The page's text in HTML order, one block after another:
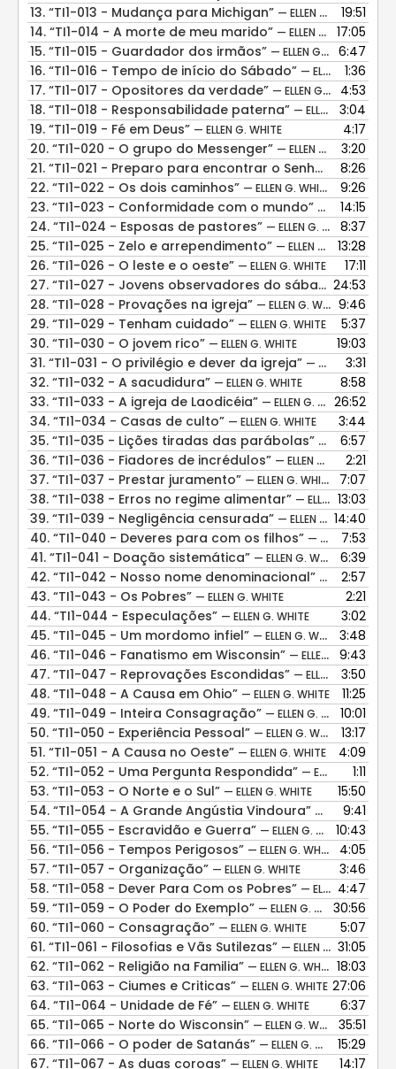
13. “TI1-013 - Mudança para Michigan” — ELLEN G. WHITE
19:51
14. “TI1-014 - A morte de meu marido” — ELLEN G. WHITE
17:05
15. “TI1-015 - Guardador dos irmãos” — ELLEN G. WHITE
6:47
16. “TI1-016 - Tempo de início do Sábado” — ELLEN G. WHITE
1:36
17. “TI1-017 - Opositores da verdade” — ELLEN G. WHITE
4:53
18. “TI1-018 - Responsabilidade paterna” — ELLEN G. WHITE
3:04
19. “TI1-019 - Fé em Deus” — ELLEN G. WHITE
4:17
20. “TI1-020 - O grupo do Messenger” — ELLEN G. WHITE
3:20
21. “TI1-021 - Preparo para encontrar o Senhor” — ELLEN G.
8:26
22. “TI1-022 - Os dois caminhos” — ELLEN G. WHITE
9:26
23. “TI1-023 - Conformidade com o mundo” — ELLEN G.
14:15
24. “TI1-024 - Esposas de pastores” — ELLEN G. WHITE
8:37
25. “TI1-025 - Zelo e arrependimento” — ELLEN G. WHITE
13:28
26. “TI1-026 - O leste e o oeste” — ELLEN G. WHITE
17:11
27. “TI1-027 - Jovens observadores do sábado” — ELLEN
24:53
28. “TI1-028 - Provações na igreja” — ELLEN G. WHITE
9:46
29. “TI1-029 - Tenham cuidado” — ELLEN G. WHITE
5:37
30. “TI1-030 - O jovem rico” — ELLEN G. WHITE
19:03
31. “TI1-031 - O privilégio e dever da igreja” — ELLEN G. WHITE
3:31
32. “TI1-032 - A sacudidura” — ELLEN G. WHITE
8:58
33. “TI1-033 - A igreja de Laodicéia” — ELLEN G. WHITE
26:52
34. “TI1-034 - Casas de culto” — ELLEN G. WHITE
3:44
35. “TI1-035 - Lições tiradas das parábolas” — ELLEN G.
6:57
36. “TI1-036 - Fiadores de incrédulos” — ELLEN G. WHITE
2:21
37. “TI1-037 - Prestar juramento” — ELLEN G. WHITE
7:07
38. “TI1-038 - Erros no regime alimentar” — ELLEN G. WHITE
13:03
39. “TI1-039 - Negligência censurada” — ELLEN G. WHITE
14:40
40. “TI1-040 - Deveres para com os filhos” — ELLEN G. WHITE
7:53
41. “TI1-041 - Doação sistemática” — ELLEN G. WHITE
6:39
42. “TI1-042 - Nosso nome denominacional” — ELLEN G.
2:57
43. “TI1-043 - Os Pobres” — ELLEN G. WHITE
2:21
44. “TI1-044 - Especulações” — ELLEN G. WHITE
3:02
45. “TI1-045 - Um mordomo infiel” — ELLEN G. WHITE
3:48
46. “TI1-046 - Fanatismo em Wisconsin” — ELLEN G. WHITE
9:43
47. “TI1-047 - Reprovações Escondidas” — ELLEN G. WHITE
3:50
48. “TI1-048 - A Causa em Ohio” — ELLEN G. WHITE
11:25
49. “TI1-049 - Inteira Consagração” — ELLEN G. WHITE
10:01
50. “TI1-050 - Experiência Pessoal” — ELLEN G. WHITE
13:17
51. “TI1-051 - A Causa no Oeste” — ELLEN G. WHITE
4:09
52. “TI1-052 - Uma Pergunta Respondida” — ELLEN G. WHITE
1:11
53. “TI1-053 - O Norte e o Sul” — ELLEN G. WHITE
15:50
54. “TI1-054 - A Grande Angústia Vindoura” — ELLEN G.
9:41
55. “TI1-055 - Escravidão e Guerra” — ELLEN G. WHITE
10:43
56. “TI1-056 - Tempos Perigosos” — ELLEN G. WHITE
4:05
57. “TI1-057 - Organização” — ELLEN G. WHITE
3:46
58. “TI1-058 - Dever Para Com os Pobres” — ELLEN G. WHITE
4:47
59. “TI1-059 - O Poder do Exemplo” — ELLEN G. WHITE
30:56
60. “TI1-060 - Consagração” — ELLEN G. WHITE
5:07
61. “TI1-061 - Filosofias e Vãs Sutilezas” — ELLEN G. WHITE
31:05
62. “TI1-062 - Religião na Familia” — ELLEN G. WHITE
18:03
63. “TI1-063 - Ciumes e Criticas” — ELLEN G. WHITE 27:06
64. “TI1-064 - Unidade de Fé” — ELLEN G. WHITE
6:37
65. “TI1-065 - Norte do Wisconsin” — ELLEN G. WHITE
35:51
66. “TI1-066 - O poder de Satanás” — ELLEN G. WHITE
15:29
67. “TI1-067 - As duas coroas” — ELLEN G. WHITE 14:17